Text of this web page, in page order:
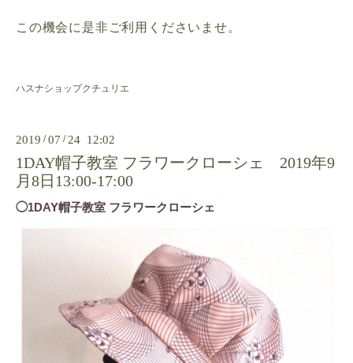
この機会に是非ご利用くださいませ。
ハスナショップクチュリエ
2019 /07 / 24 12:02
1DAY帽子教室 フラワークローシェ 2019年9
月8日13:00-17:00
◯1DAY帽子教室 フラワークローシェ